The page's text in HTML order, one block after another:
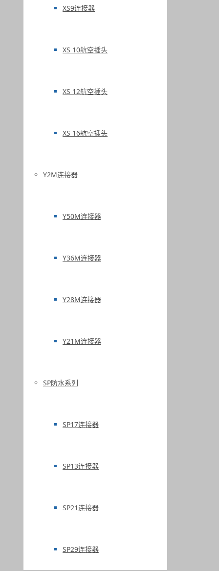
XS9连接器
XS 10航空插头
XS 12航空插头
XS 16航空插头
Y2M连接器
Y50M连接器
Y36M连接器
Y28M连接器
Y21M连接器
SP防水系列
SP17连接器
SP13连接器
SP21连接器
SP29连接器